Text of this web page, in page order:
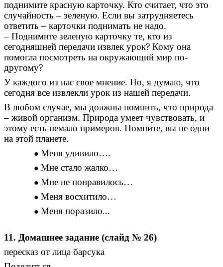
поднимите красную карточку. Кто считает, что это
случайность – зеленую. Если вы затрудняетесь
ответить – карточки поднимать не надо.
– Поднимите зеленую карточку те, кто из
сегодняшней передачи извлек урок? Кому она
помогла посмотреть на окружающий мир по-
другому?
У каждого из нас свое мнение. Но, я думаю, что
сегодня все извлекли урок из нашей передачи.
В любом случае, мы должны помнить, что природа
– живой организм. Природа умеет чувствовать, и
этому есть немало примеров. Помните, вы не одни
на этой планете.
Меня удивило….
Мне стало жалко…
Мне не понравилось…
Меня восхитило…
Меня поразило...
11. Домашнее задание (слайд № 26)
пересказ от лица барсука